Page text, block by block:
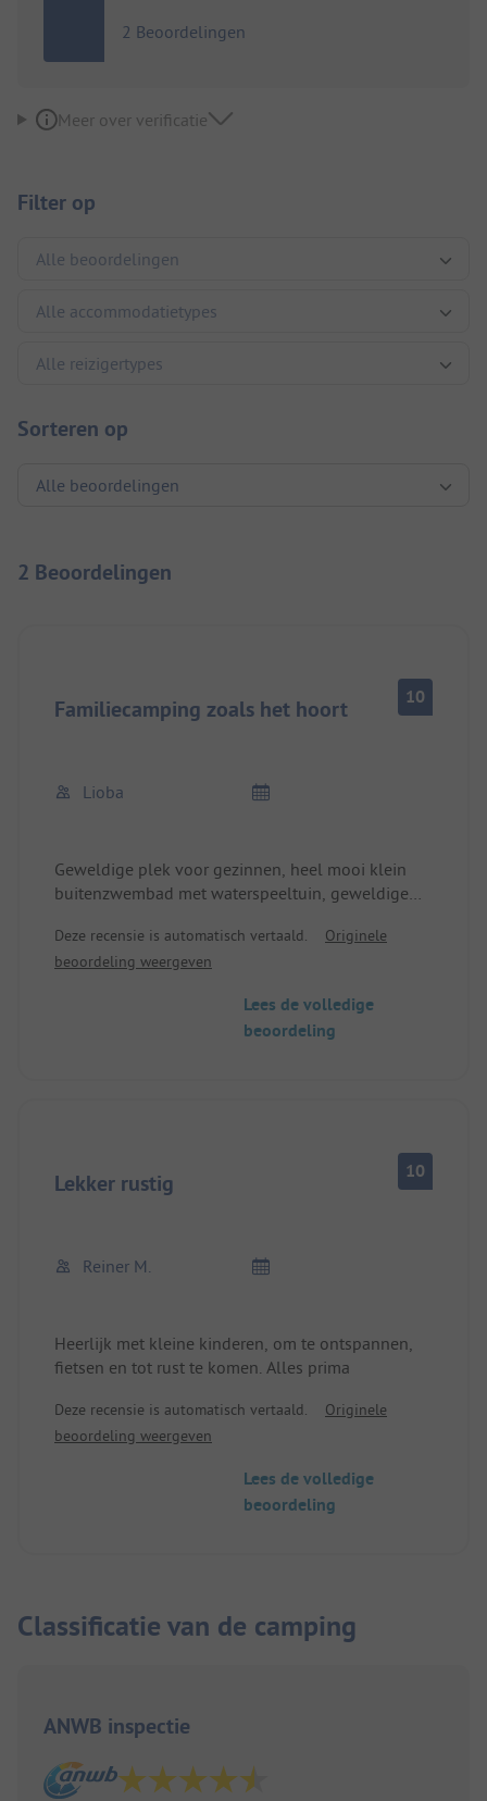
2 Beoordelingen
Meer over verificatie
Filter op
Sorteren op
2 Beoordelingen
Familiecamping zoals het hoort 10
Lioba
Geweldige plek voor gezinnen, heel mooi klein
buitenzwembad met waterspeeltuin, geweldige
voorzieningen.
Deze recensie is automatisch vertaald.
Originele
beoordeling weergeven
Lees de volledige
beoordeling
Lekker rustig 10
Reiner M.
Heerlijk met kleine kinderen, om te ontspannen,
fietsen en tot rust te komen. Alles prima
Deze recensie is automatisch vertaald.
Originele
beoordeling weergeven
Lees de volledige
beoordeling
Classificatie van de camping
ANWB inspectie